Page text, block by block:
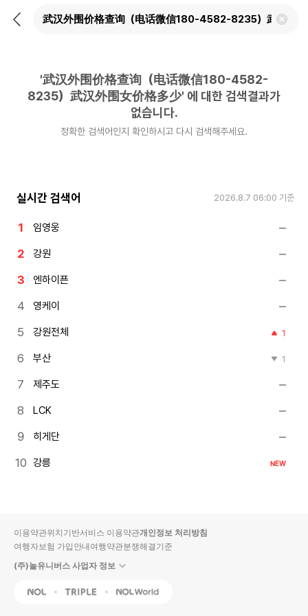
뒤
검
'武汉外围价格查询（电话微信180-4582-
8235）武汉外围女价格多少' 에 대한 검색결과가
없습니다.
정확한 검색어인지 확인하시고 다시 검색해주세요.
실시간 검색어 2026.8.7 06:00 기준
임영웅
강원
엔하이픈
영케이
강원전체 1
부산 1
제주도
LCK
히게단
강릉 NEW
이용약관위치기반서비스 이용약관개인정보 처리방침
여행자보험 가입안내여행약관분쟁해결기준
(주)놀유니버스 사업자 정보
NOL Triple Interpark Global